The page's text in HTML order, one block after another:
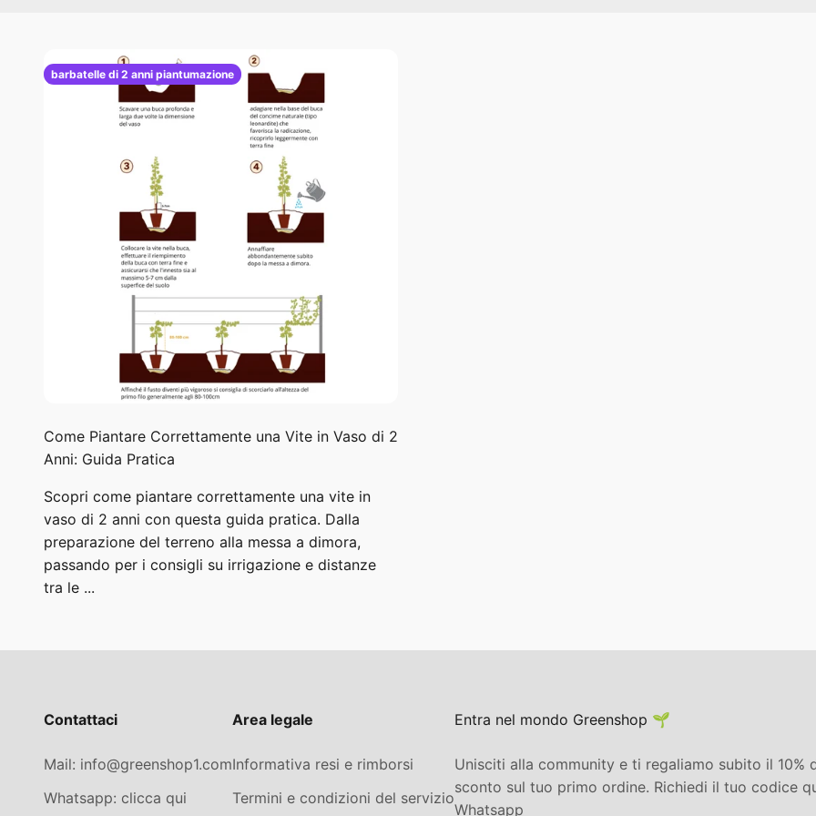
barbatelle di 2 anni piantumazione
Come Piantare Correttamente una Vite in Vaso di 2
Anni: Guida Pratica
Scopri come piantare correttamente una vite in
vaso di 2 anni con questa guida pratica. Dalla
preparazione del terreno alla messa a dimora,
passando per i consigli su irrigazione e distanze
tra le ...
Contattaci
Mail: info@greenshop1.com
Whatsapp: clicca qui
Area legale
Informativa resi e rimborsi
Termini e condizioni del servizio
Entra nel mondo Greenshop 🌱
Unisciti alla community e ti regaliamo subito il 10%
sconto sul tuo primo ordine. Richiedi il tuo codice
Whatsapp